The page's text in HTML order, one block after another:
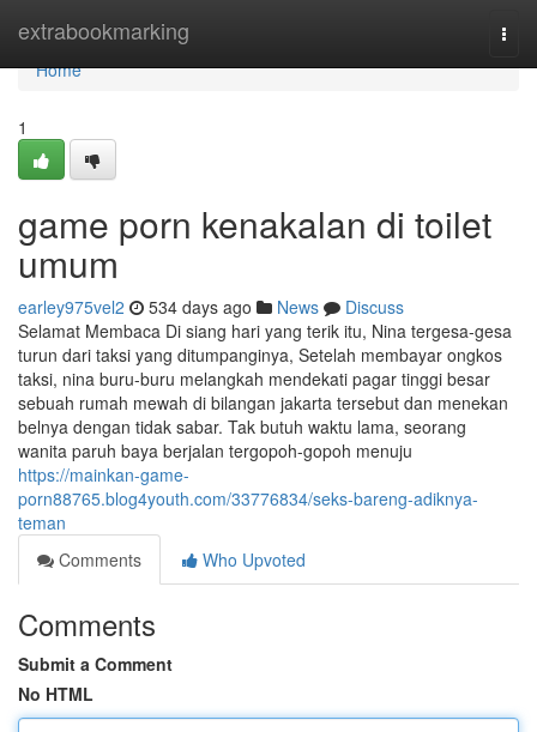
extrabookmarking
Home
Home
1
game porn kenakalan di toilet
umum
earley975vel2 534 days ago News
Discuss
Selamat Membaca Di siang hari yang terik itu, Nina tergesa-gesa
turun dari taksi yang ditumpanginya, Setelah membayar ongkos
taksi, nina buru-buru melangkah mendekati pagar tinggi besar
sebuah rumah mewah di bilangan jakarta tersebut dan menekan
belnya dengan tidak sabar. Tak butuh waktu lama, seorang
wanita paruh baya berjalan tergopoh-gopoh menuju
https://mainkan-game-
porn88765.blog4youth.com/33776834/seks-bareng-adiknya-
teman
Comments
Who Upvoted
Comments
Submit a Comment
No HTML